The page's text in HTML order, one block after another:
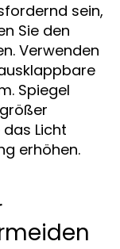
sein,
Sie den
Verwenden
Spiegel
Licht
erhöhen.